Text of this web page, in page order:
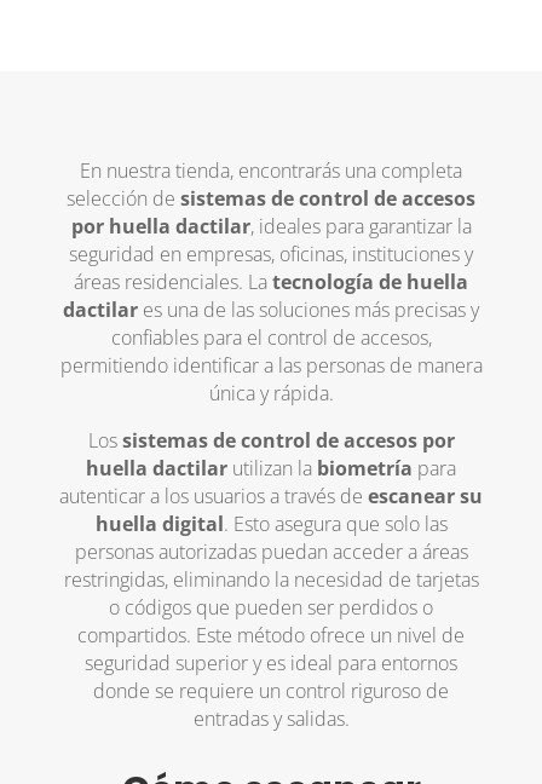
En nuestra tienda, encontrarás una completa
selección de sistemas de control de accesos
por huella dactilar, ideales para garantizar la
seguridad en empresas, oficinas, instituciones y
áreas residenciales. Latecnología de huella
dactilar es una de las soluciones más precisas y
confiables para el control de accesos,
permitiendo identificar a las personas de manera
única y rápida.
Lossistemas de control de accesos por
huella dactilar utilizan la biometría para
autenticar a los usuarios a través de escanear su
huella digital. Esto asegura que solo las
personas autorizadas puedan acceder a áreas
restringidas, eliminando la necesidad de tarjetas
o códigos que pueden ser perdidos o
compartidos. Este método ofrece un nivel de
seguridad superior y es ideal para entornos
donde se requiere un control riguroso de
entradas y salidas.